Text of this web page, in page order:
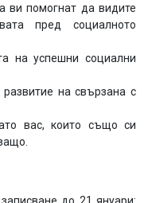
ви помогнат да видите
пред социалното
на успешни социални
на свързана с
вас, които също си